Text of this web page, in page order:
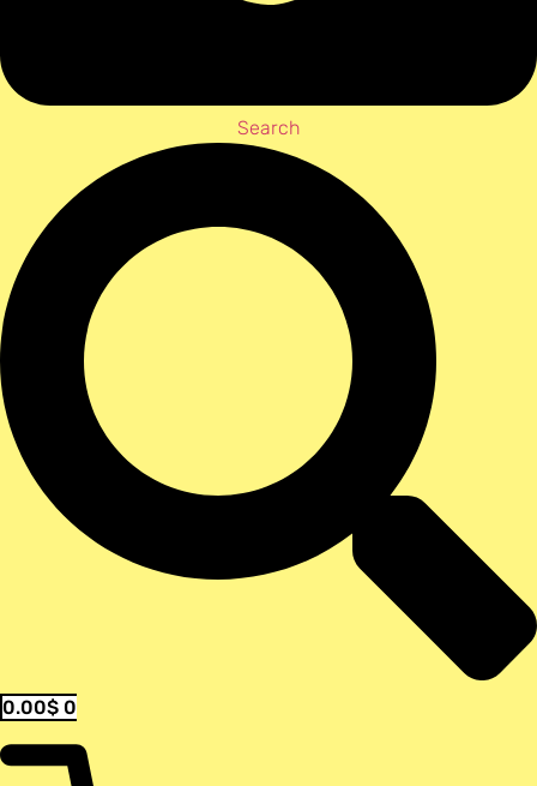
Search
0.00$ 0